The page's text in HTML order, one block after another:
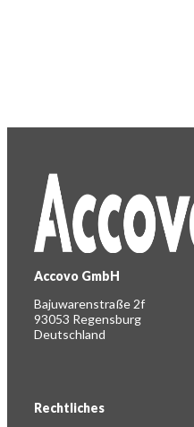
Accovo GmbH
Bajuwarenstraße 2f
93053 Regensburg
Deutschland
Rechtliches